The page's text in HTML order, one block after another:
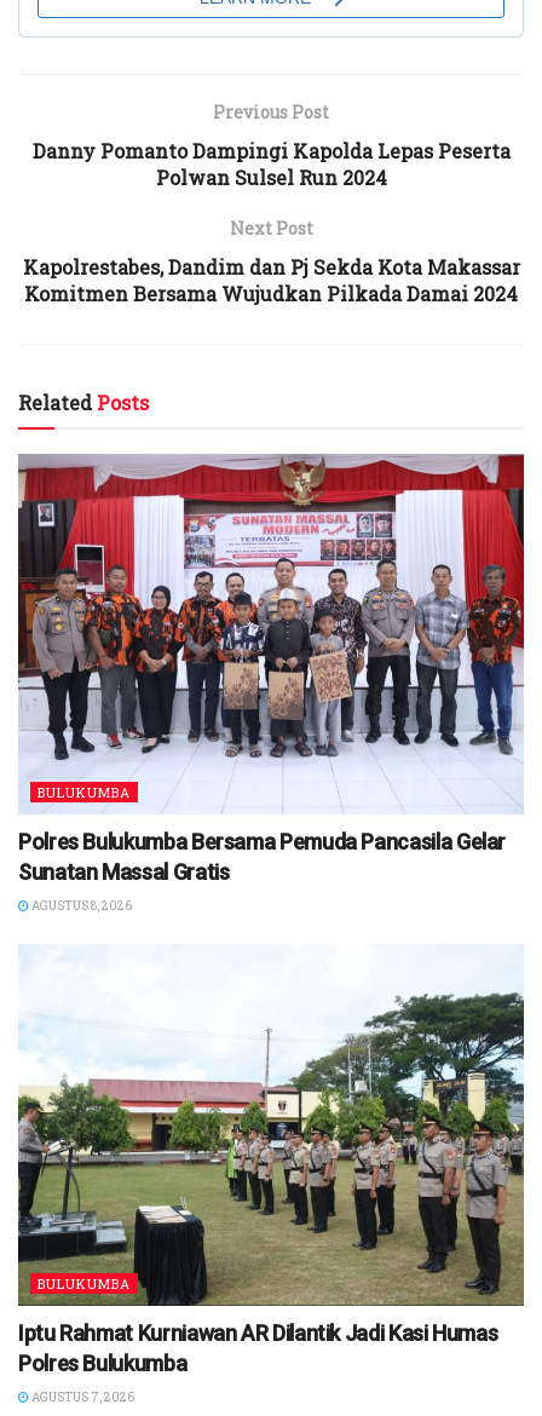
Previous Post
Danny Pomanto Dampingi Kapolda Lepas Peserta
Polwan Sulsel Run 2024
Next Post
Kapolrestabes, Dandim dan Pj Sekda Kota Makassar
Komitmen Bersama Wujudkan Pilkada Damai 2024
RelatedPosts
BULUKUMBA
Polres Bulukumba Bersama Pemuda Pancasila Gelar
Sunatan Massal Gratis
AGUSTUS 8, 2026
BULUKUMBA
Iptu Rahmat Kurniawan AR Dilantik Jadi Kasi Humas
Polres Bulukumba
AGUSTUS 7, 2026